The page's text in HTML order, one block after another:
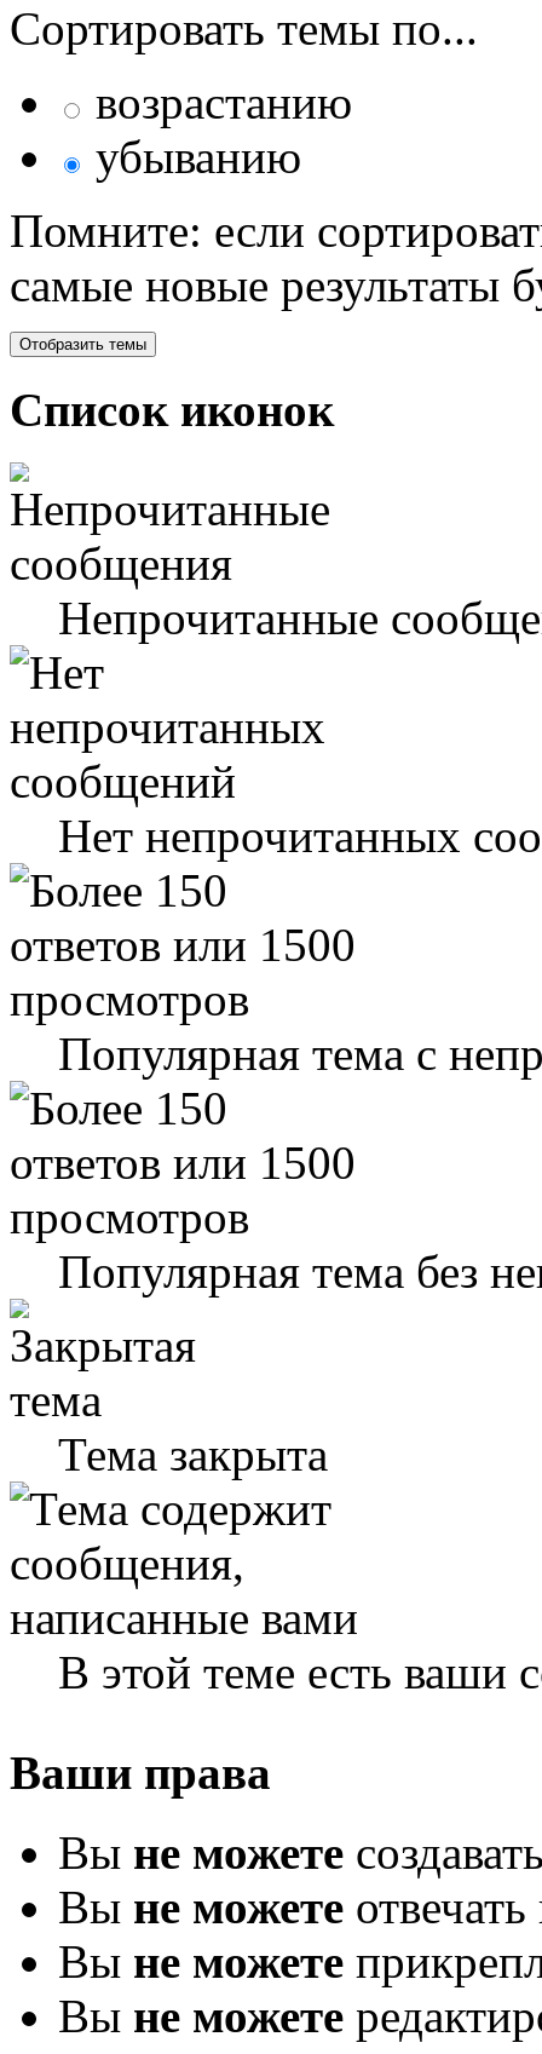
Сортировать темы по...
возрастанию
убыванию
Помните: если
самые новые результаты
Список иконок
Непрочитанные
Нет непрочитанных
Популярная тема с
Популярная тема без
Тема закрыта
В этой теме есть ваши
Ваши права
Вы не можете
Вы не можете
Вы не можете
Вы не можете